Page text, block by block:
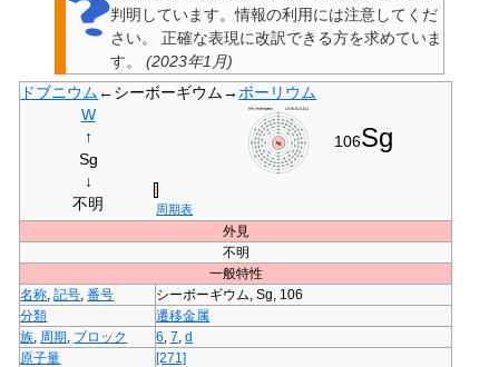
判明しています。情報の利用には注意してくだ
さい。
正確な表現に改訳できる方を求めていま
す。
(2023年1月)
ドブニウム ← シーボーギウム → ボーリウム
W
↑
Sg
↓
不明
106Sg
周期表
外見
不明
一般特性
名称 ,記号 ,番号
シーボーギウム, Sg, 106
分類
遷移金属
族 周期 ブロック 6 ,7 ,d
原子量
[271]